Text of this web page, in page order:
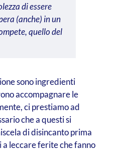
di essere
(anche) in un
quello del
sono ingredienti
accompagnare le
ci prestiamo ad
che a questi si
di disincanto prima
leccare ferite che fanno